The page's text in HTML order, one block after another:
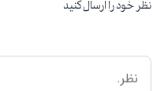
نظر خود را ارسال کنید